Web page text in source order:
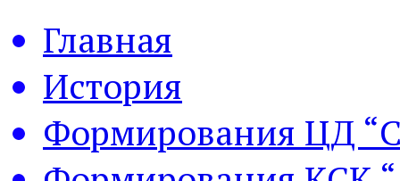
Главная
История
Формирования ЦД